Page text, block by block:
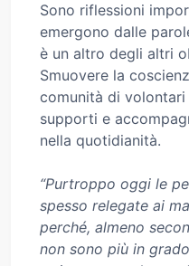
Sono riflessioni
emergono dalle
è un altro degli altri
Smuovere la
comunità di
supporti e
nella quotidianità.
“Purtroppo oggi le
spesso relegate ai
perché, almeno
non sono più in